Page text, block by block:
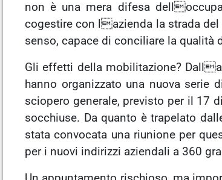
non è una mera difesa
cogestire con lazienda la strada
senso, capace di conciliare la
Gli effetti della mobilitazione?
hanno organizzato una nuova
sciopero generale, previsto per il 17
socchiuse. Da quanto è trapelato
stata convocata una riunione per
per i nuovi indirizzi aziendali a 360